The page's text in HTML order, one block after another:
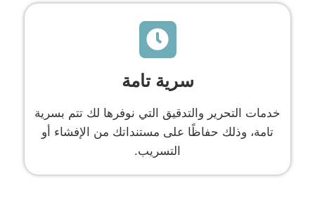
سرية تامة
خدمات التحرير والتدقيق التي نوفرها لك تتم بسرية
تامة، وذلك حفاظًا على مستنداتك من الإفشاء أو
التسريب.